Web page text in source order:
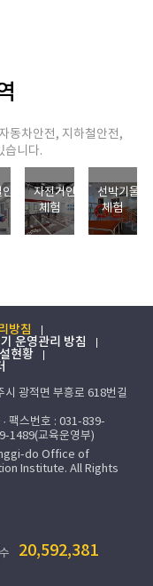
동차안전, 지하철안전,
습니다.
전
자전거안전
체험
선박기울기
체험
방침
운영관리 방침
현황
시 광적면 부흥로 618번길
팩스번호 : 031-839-
1489(교육운영부)
do Office of
Institute. All Rights
20,592,381